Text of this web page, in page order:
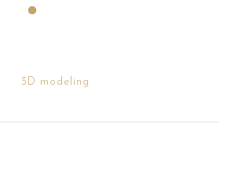
3D modeling